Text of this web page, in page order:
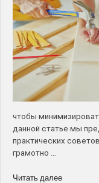
чтобы
данной статье мы
практических
грамотно …
Читать далее“Как